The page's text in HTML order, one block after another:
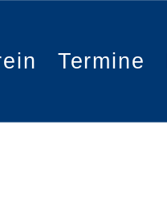
Termine